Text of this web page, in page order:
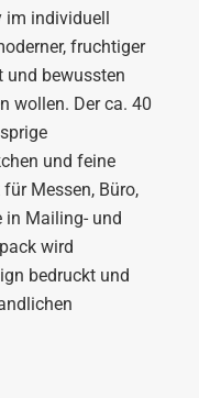
individuell
fruchtiger
und bewussten
wollen. Der ca. 40
und feine
Messen, Büro,
in Mailing- und
wird
bedruckt und